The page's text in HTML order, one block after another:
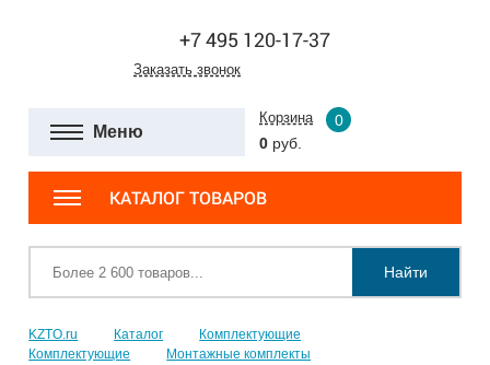
+7 495 120-17-37
Заказать звонок
Меню
Корзина
0
0 руб.
КАТАЛОГ ТОВАРОВ
Найти
KZTO.ru Каталог
Комплектующие
Комплектующие
Монтажные комплекты